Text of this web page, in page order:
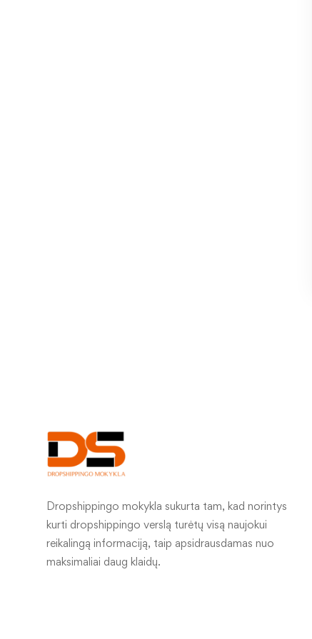
Dropshippingo mokykla sukurta tam, kad norintys
kurti dropshippingo verslą turėtų visą naujokui
reikalingą informaciją, taip apsidrausdamas nuo
maksimaliai daug klaidų.